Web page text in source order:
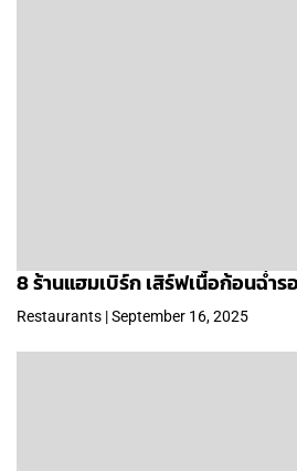
8 ร้านแฮมเบิร์ก เสิร์ฟเนื้อก้อนฉ่ำ
Restaurants | September 16, 2025